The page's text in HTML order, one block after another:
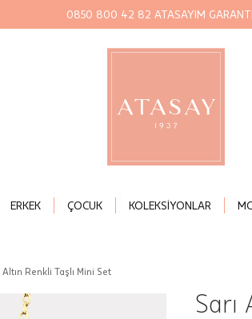
0850 800 42 82 ATASAYIM
ERKEK ÇOCUK KOLEKSİYONLAR
Altın Renkli Taşlı Mini Set
Sarı